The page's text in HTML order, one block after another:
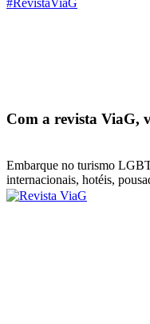
Com a revista ViaG,
Embarque no turismo
internacionais, hotéis,